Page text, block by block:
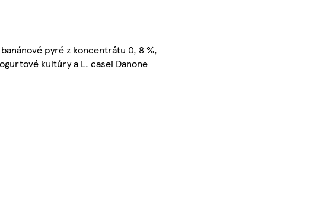
pyré z koncentrátu 0, 8 %,
kultúry a L. casei Danone